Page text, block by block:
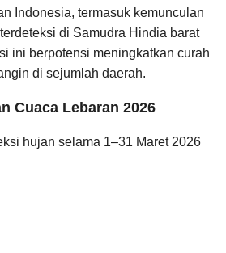
Indonesia, termasuk kemunculan
di Samudra Hindia barat
ini berpotensi meningkatkan curah
di sejumlah daerah.
Cuaca Lebaran 2026
hujan selama 1–31 Maret 2026